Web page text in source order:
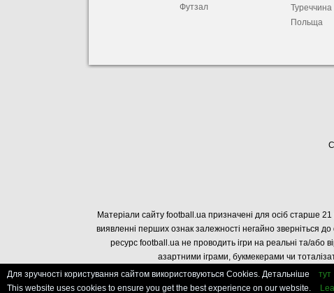
Футзал
Туреччина
Польща
Матеріали сайту football.ua призначені для осіб старше 21
виявленні перших ознак залежності негайно зверніться
ресурс football.ua не проводить ігри на реальні та/або
азартними іграми, букмекерами чи
Для зручності користування сайтом використовуються Cookies. Детальніше
тут
This website uses cookies to ensure you get the best experience on our website.